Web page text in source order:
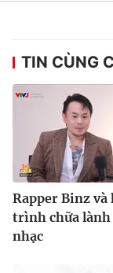
TIN CÙNG
Rapper Binz và
trình chữa lành
nhạc